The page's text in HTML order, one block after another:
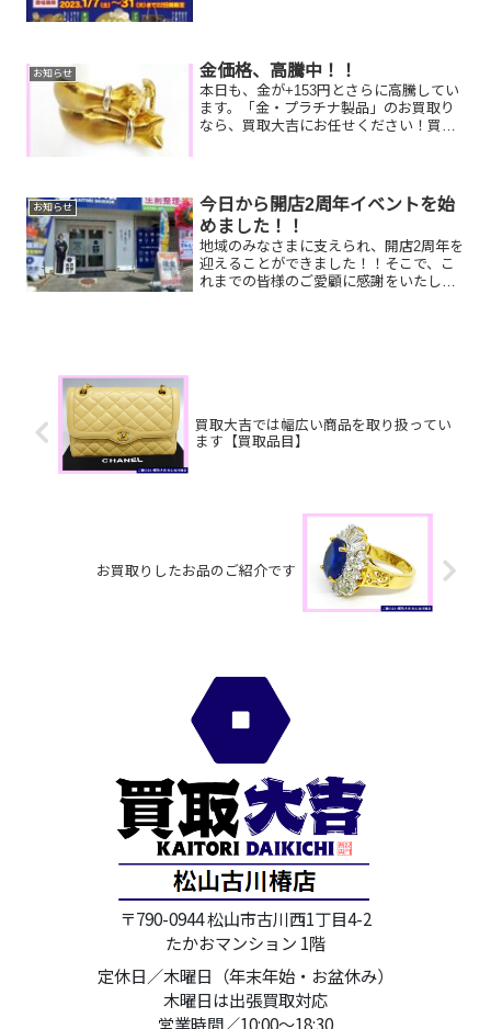
お知らせ 金価格、高騰中！！
本日も、金が+153円とさらに高騰してい
ます。「金・プラチナ製品」のお買取り
なら、買取大吉にお任せください！買取
一杯頑張らせていた...
お知らせ
今日から開店2周年イベントを始
めました！！
地域のみなさまに支えられ、開店2周年を
迎えることができました！！そこで、こ
れまでの皆様のご愛顧に感謝をいたしま
買取大吉では幅広い商品を取り扱ってい
ます【買取品目】
お買取りしたお品のご紹介です
〒790-0944 松山市古川西1丁目4-2
たかおマンション 1階
定休日／木曜日（年末年始・お盆休み）
木曜日は出張買取対応
営業時間／10:00～18:30